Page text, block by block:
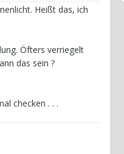
Heißt das, ich
Öfters verriegelt
das sein ?
checken . . .